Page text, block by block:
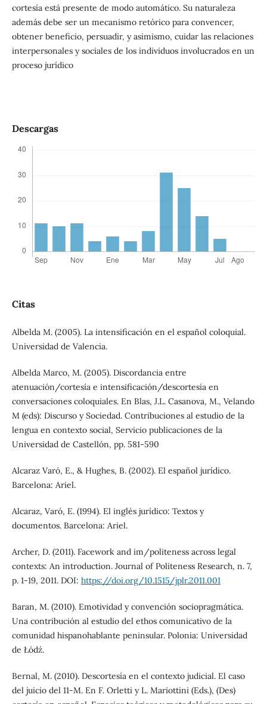
cortesía está presente de modo automático. Su naturaleza
además debe ser un mecanismo retórico para convencer,
obtener beneficio, persuadir, y asimismo, cuidar las relaciones
interpersonales y sociales de los individuos involucrados en un
proceso jurídico
Descargas
Citas
Albelda M. (2005). La intensificación en el español coloquial.
Universidad de Valencia.
Albelda Marco, M. (2005). Discordancia entre
atenuación/cortesía e intensificación/descortesía en
conversaciones coloquiales. En Blas, J.L. Casanova, M., Velando
M (eds): Discurso y Sociedad. Contribuciones al estudio de la
lengua en contexto social, Servicio publicaciones de la
Universidad de Castellón, pp. 581-590
Alcaraz Varó, E., & Hughes, B. (2002). El español jurídico.
Barcelona: Ariel.
Alcaraz, Varó, E. (1994). El inglés jurídico: Textos y
documentos. Barcelona: Ariel.
Archer, D. (2011). Facework and im/politeness across legal
contexts: An introduction. Journal of Politeness Research, n. 7,
p. 1-19, 2011. DOI: https://doi.org/10.1515/jplr.2011.001
Baran, M. (2010). Emotividad y convención sociopragmática.
Una contribución al estudio del ethos comunicativo de la
comunidad hispanohablante peninsular. Polonia: Universidad
de Łódź.
Bernal, M. (2010). Descortesía en el contexto judicial. El caso
del juicio del 11-M. En F. Orletti y L. Mariottini (Eds.), (Des)